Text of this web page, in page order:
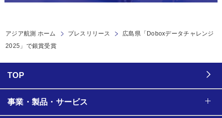
アジア航測 ホーム プレスリリース
広島県「Doboxデータチャレンジ
2025」で銀賞受賞
TOP
事業・製品・サービス